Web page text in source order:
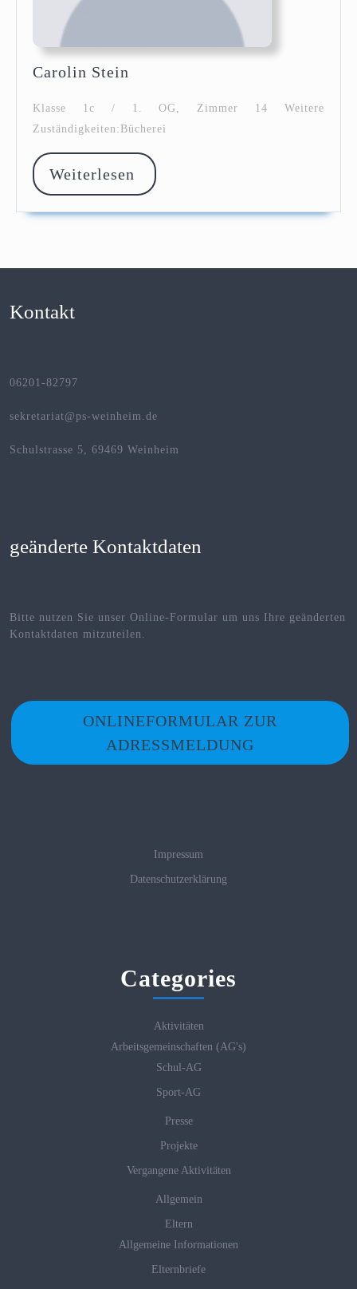
Carolin Stein
Klasse 1c / 1. OG, Zimmer 14 Weitere
Zuständigkeiten:Bücherei
Weiterlesen Weiterlesen
Kontakt
06201-82797
sekretariat@ps-weinheim.de
Schulstrasse 5, 69469 Weinheim
geänderte Kontaktdaten
Bitte nutzen Sie unser Online-Formular um uns Ihre geänderten
Kontaktdaten mitzuteilen.
ONLINEFORMULAR ZUR
ADRESSMELDUNG
Impressum
Datenschutzerklärung
Categories
Aktivitäten
Arbeitsgemeinschaften (AG's)
Schul-AG
Sport-AG
Presse
Projekte
Vergangene Aktivitäten
Allgemein
Eltern
Allgemeine Informationen
Elternbriefe